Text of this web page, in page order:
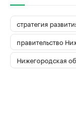
стратегия
правительство
Нижегородская